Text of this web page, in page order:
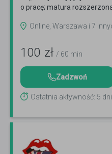
o pracę; matura
Online, Warszawa i 7
100 zł / 60 min
Zadzwoń
Ostatnia aktywność: 5